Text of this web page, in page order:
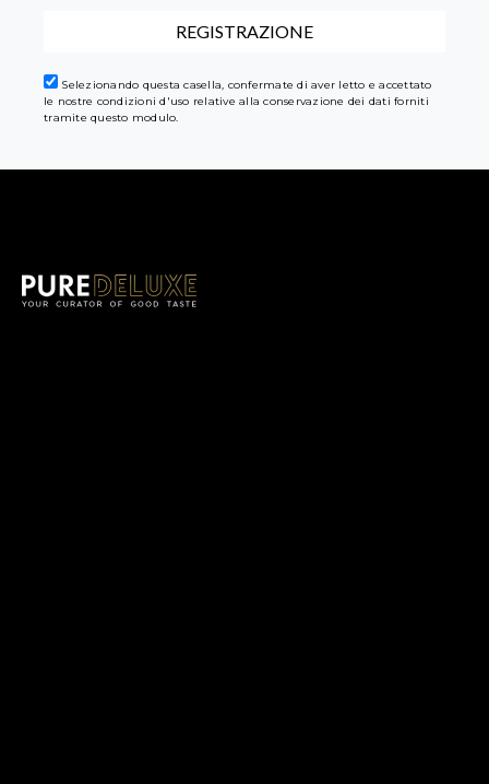
Selezionando questa casella, confermate di aver letto e accettato
le nostre condizioni d'uso relative alla conservazione dei dati forniti
tramite questo modulo.